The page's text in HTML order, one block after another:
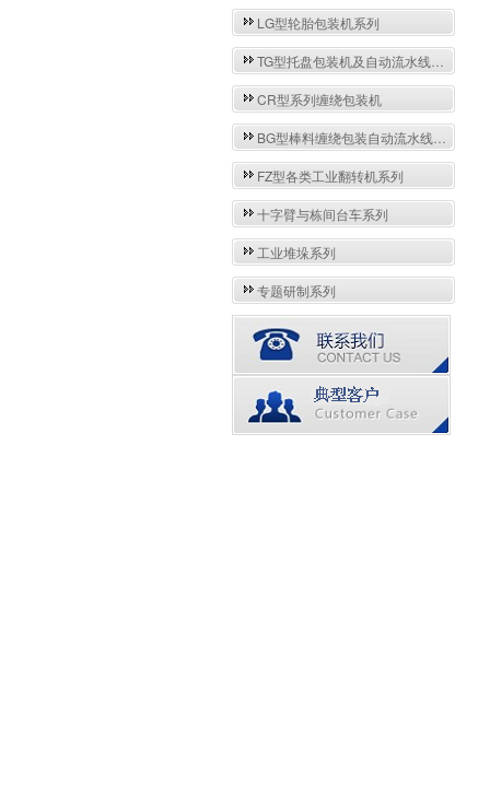
LG型轮胎包装机系列
TG型托盘包装机及自动流水线系列
CR型系列缠绕包装机
BG型棒料缠绕包装自动流水线系列
FZ型各类工业翻转机系列
十字臂与栋间台车系列
工业堆垛系列
专题研制系列